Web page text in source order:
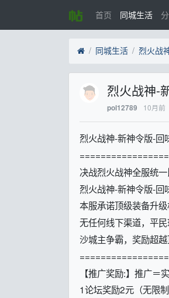
首页 同城生活
同城生活 烈火战
烈火战神-
pol12789 10月前
烈火战神-新神令版-回
决战烈火战神全服统
烈火战神-新神令版-回
本服承诺顶级装备升级
无任何线下渠道，平
沙城主争霸，奖励超
【推广奖励:】推广＝
1论坛奖励2元（无限制